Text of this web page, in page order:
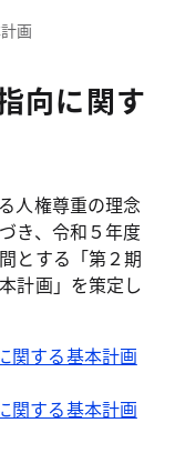
画
向に関す
人権尊重の理念
き、令和５年度
とする「第２期
計画」を策定し
関する基本計画
関する基本計画